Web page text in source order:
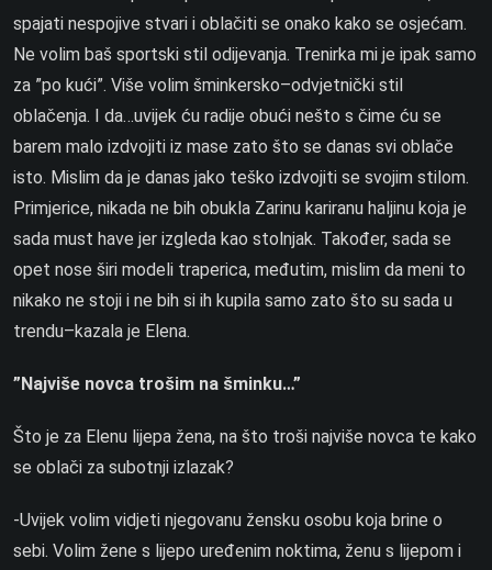
spajati nespojive stvari i oblačiti se onako kako se osjećam.
Ne volim baš sportski stil odijevanja. Trenirka mi je ipak samo
za ”po kući”. Više volim šminkersko–odvjetnički stil
oblačenja. I da…uvijek ću radije obući nešto s čime ću se
barem malo izdvojiti iz mase zato što se danas svi oblače
isto. Mislim da je danas jako teško izdvojiti se svojim stilom.
Primjerice, nikada ne bih obukla Zarinu kariranu haljinu koja je
sada must have jer izgleda kao stolnjak. Također, sada se
opet nose širi modeli traperica, međutim, mislim da meni to
nikako ne stoji i ne bih si ih kupila samo zato što su sada u
trendu–kazala je Elena.
”Najviše novca trošim na šminku…”
Što je za Elenu lijepa žena, na što troši najviše novca te kako
se oblači za subotnji izlazak?
-Uvijek volim vidjeti njegovanu žensku osobu koja brine o
sebi. Volim žene s lijepo uređenim noktima, ženu s lijepom i